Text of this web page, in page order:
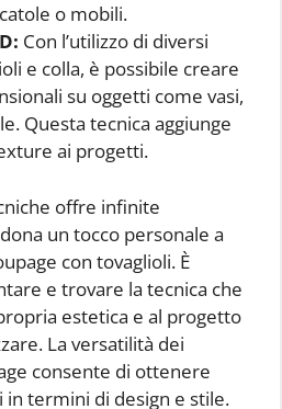
o mobili.
Con l’utilizzo di diversi
e colla, è possibile creare
su oggetti come vasi,
Questa tecnica aggiunge
ai progetti.
offre infinite
un tocco personale a
con tovaglioli. È
e trovare la tecnica che
estetica e al progetto
La versatilità dei
consente di ottenere
termini di design e stile.